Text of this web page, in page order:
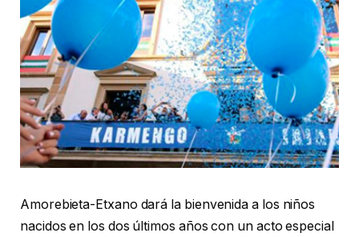
Amorebieta-Etxano dará la bienvenida a los niños
nacidos en los dos últimos años con un acto especial